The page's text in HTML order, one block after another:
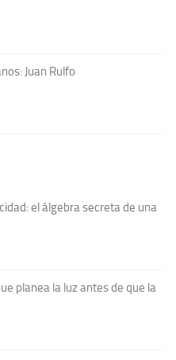
Juan Rulfo
el álgebra secreta de una
planea la luz antes de que la